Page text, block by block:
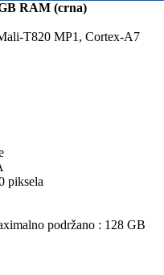
RAM (crna)
T820 MP1, Cortex-A7
piksela
podržano : 128 GB